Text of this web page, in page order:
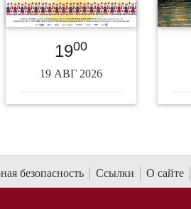
1900
19 АВГ 2026
безопасность Ссылки О сайте